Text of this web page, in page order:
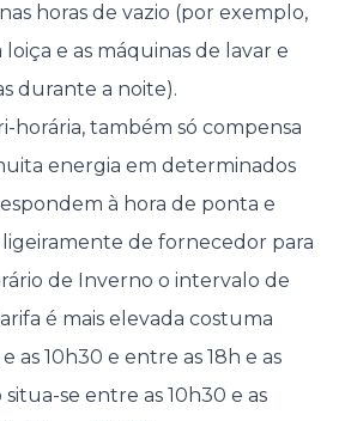
horas de vazio (por exemplo,
e as máquinas de lavar e
durante a noite).
horária, também só compensa
energia em determinados
à hora de ponta e
de fornecedor para
de Inverno o intervalo de
é mais elevada costuma
as 10h30 e entre as 18h e as
se entre as 10h30 e as